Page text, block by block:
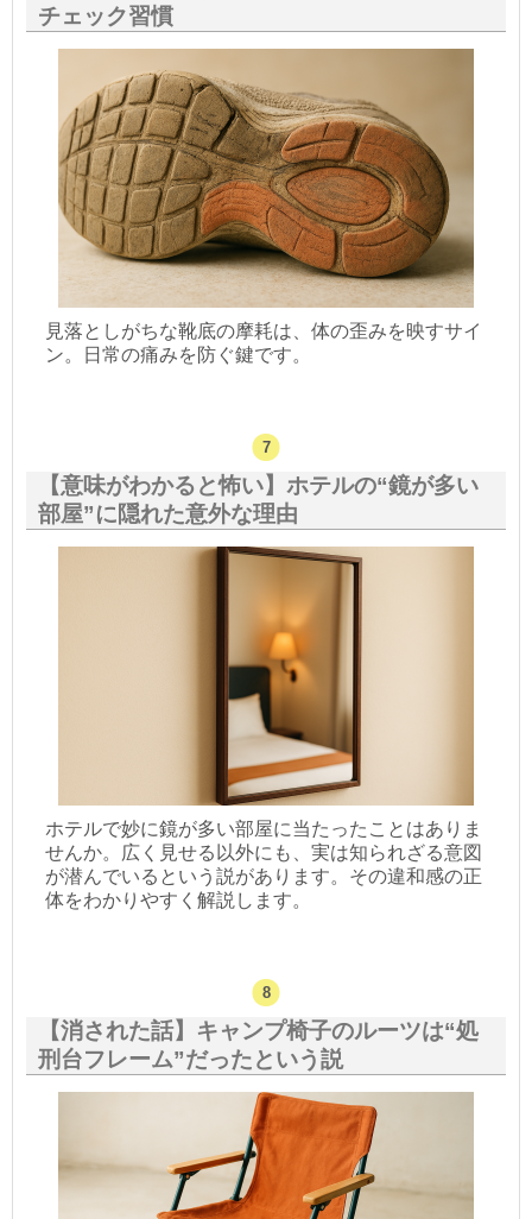
チェック習慣
見落としがちな靴底の摩耗は、体の歪みを映すサイ
ン。日常の痛みを防ぐ鍵です。
【意味がわかると怖い】ホテルの“鏡が多い
部屋”に隠れた意外な理由
ホテルで妙に鏡が多い部屋に当たったことはありま
せんか。広く見せる以外にも、実は知られざる意図
が潜んでいるという説があります。その違和感の正
体をわかりやすく解説します。
【消された話】キャンプ椅子のルーツは“処
刑台フレーム”だったという説